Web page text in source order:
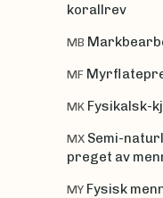
korallrev
MB
MF
MK Fysikalsk-
MX Semi-
preget av
MY Fysisk